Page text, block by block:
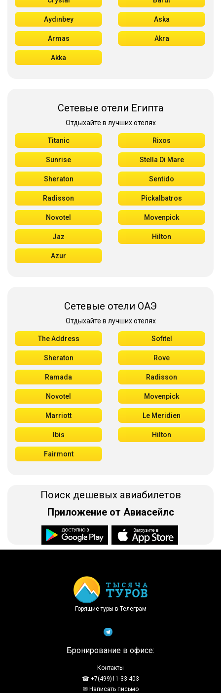
Aydınbey Aska
Armas Akra
Akka
Сетевые отели Египта
Отдыхайте в лучших отелях
Titanic Rixos
Sunrise Stella Di Mare
Sheraton Sentido
Radisson Pickalbatros
Novotel Movenpick
Jaz Hilton
Azur
Сетевые отели ОАЭ
Отдыхайте в лучших отелях
The Address Sofitel
Sheraton Rove
Ramada Radisson
Novotel Movenpick
Marriott Le Meridien
Ibis Hilton
Fairmont
Поиск дешевых авиабилетов
Приложение от Авиасейлс
Горящие туры в Телеграм
Бронирование в офисе:
Контакты
☎ +7(499)11-33-403
✉ Написать письмо